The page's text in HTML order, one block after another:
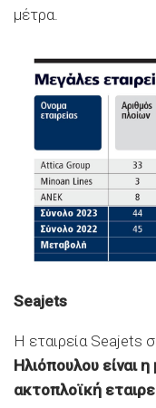
μέτρα.
Seajets
Η εταιρεία Seajets
Ηλιόπουλου είναι
ακτοπλοϊκή